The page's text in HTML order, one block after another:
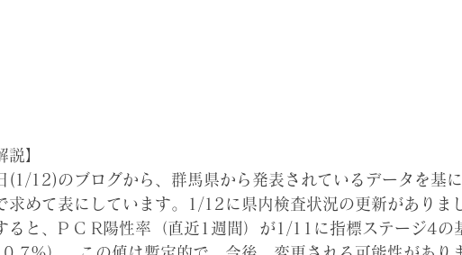
説】
(1/12)のブログから、群馬県から発表されているデータを基
求めて表にしています。1/12に県内検査状況の更新がありま
ると、P C R陽性率（直近1週間）が1/11に指標ステージ4の